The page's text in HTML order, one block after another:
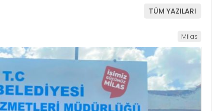
TÜM YAZILARI
Milas